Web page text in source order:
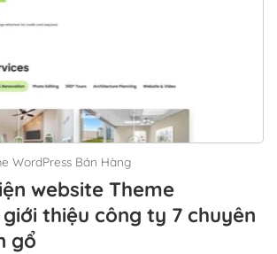
WordPress Bán Hàng
website Theme
thiệu công ty 7 chuyên
gổ